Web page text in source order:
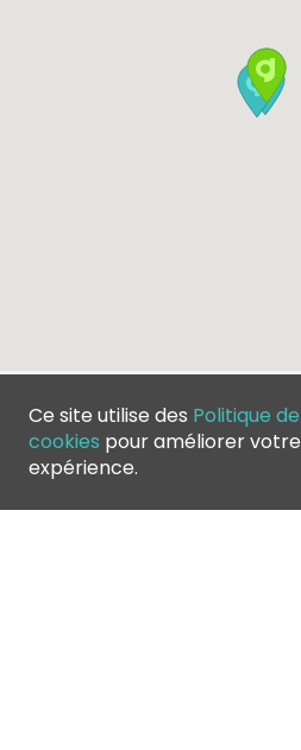
All Rights Reserved
Ce site utilise des Politique de
cookies pour améliorer votre
expérience.